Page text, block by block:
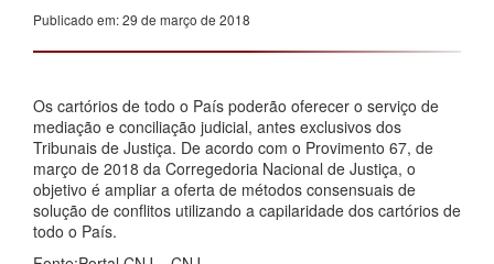
Publicado em: 29 de março de 2018
Os cartórios de todo o País poderão oferecer o serviço de
mediação e conciliação judicial, antes exclusivos dos
Tribunais de Justiça. De acordo com o Provimento 67, de
março de 2018 da Corregedoria Nacional de Justiça, o
objetivo é ampliar a oferta de métodos consensuais de
solução de conflitos utilizando a capilaridade dos cartórios de
todo o País.